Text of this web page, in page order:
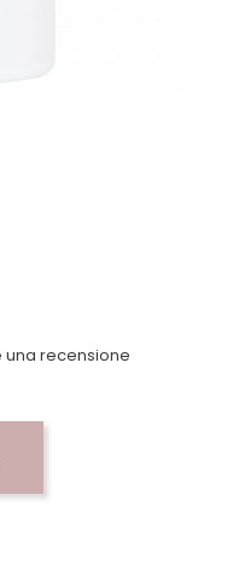
una recensione